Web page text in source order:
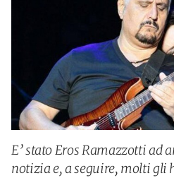
E’ stato Eros Ramazzotti ad
notizia e, a seguire, molti gli